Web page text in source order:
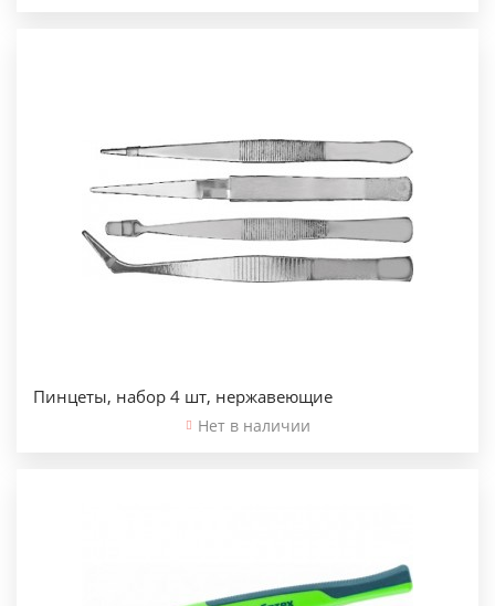
Пинцеты, набор 4 шт, нержавеющие
Нет в наличии